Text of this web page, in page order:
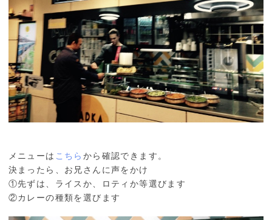
メニューは こちら から確認できます。
決まったら、お兄さんに声をかけ
①先ずは、ライスか、ロティか等選びます
②カレーの種類を選びます